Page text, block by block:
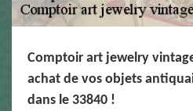
Comptoir art jewelry
achat de vos objets
dans le 33840 !